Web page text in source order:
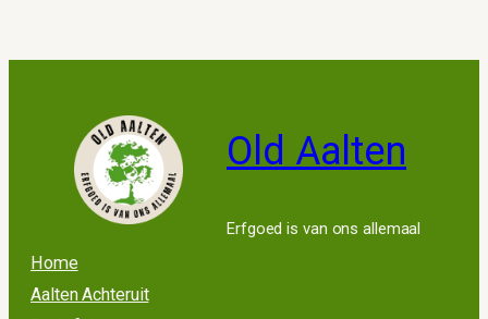
Old Aalten
Erfgoed is van ons allemaal
Home
Aalten Achteruit